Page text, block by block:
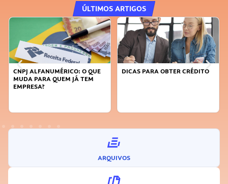
ÚLTIMOS ARTIGOS
DICAS PARA OBTER CRÉDITO
FAÇA A DIFERENÇA: SEJA
ARQUIVOS